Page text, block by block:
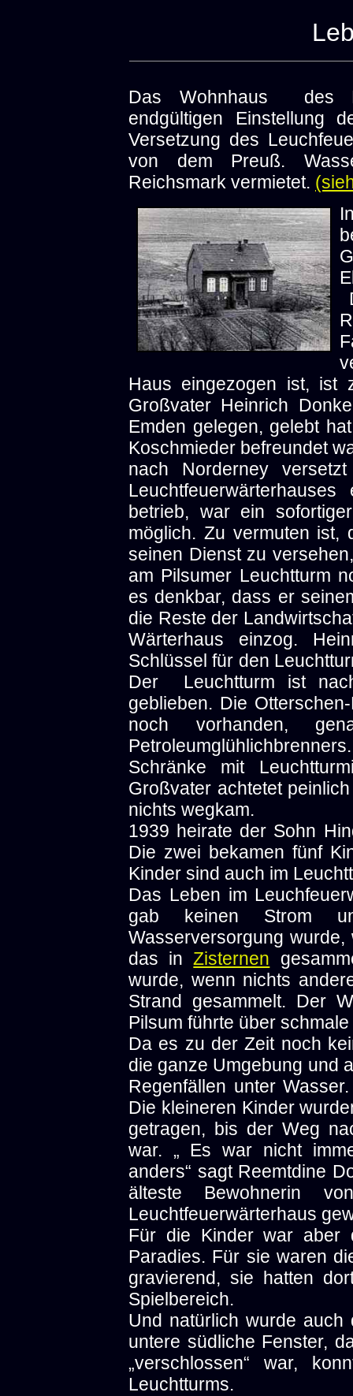
Das Wohnhaus des
endgültigen Einstellung
Versetzung des
von dem Preuß.
Reichsmark vermietet.
I
Haus eingezogen ist, ist
Großvater Heinrich
Emden gelegen, gelebt
Koschmieder befreundet
nach Norderney
betrieb, war ein
möglich. Zu vermuten
seinen Dienst zu
am Pilsumer Leuchtturm
es denkbar, dass er
die Reste der
Wärterhaus einzog.
Schlüssel für den
Der Leuchtturm ist
geblieben. Die
noch vorhanden,
Schränke mit
Großvater achtetet
nichts wegkam.
1939 heirate der Sohn
Die zwei bekamen fünf
Kinder sind auch im
Das Leben im
gab keinen Strom
Wasserversorgung
das inZisternen
wurde, wenn nichts
Strand gesammelt. Der
Pilsum führte über
Da es zu der Zeit noch
die ganze Umgebung und
Regenfällen unter
Die kleineren Kinder
getragen, bis der Weg
war. „ Es war nicht
anders“ sagt Reemtdine
älteste Bewohnerin
Leuchtfeuerwärterhaus
Für die Kinder war aber
Paradies. Für sie waren
gravierend, sie hatten
Spielbereich.
Und natürlich wurde
untere südliche Fenster,
„verschlossen“ war,
Leuchtturms.